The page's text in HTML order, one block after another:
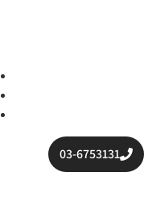
03-6753131